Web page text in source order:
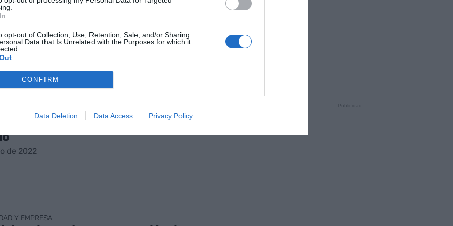
opt-out of Collection, Use, Retention, Sale, and/or Sharing
Data that Is Unrelated with the Purposes for which it
CONFIRM
Data Deletion Data Access Privacy Policy
fin de China como ‘fábrica del
de 2022
muestra las tripas de tu
de 2022
Y EMPRESA